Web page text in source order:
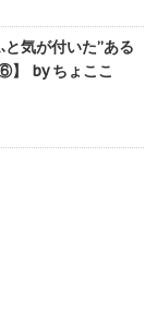
気が付いた”ある
】 by ちょここ